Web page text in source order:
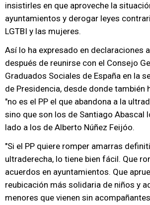
insistirles en que aproveche la
ayuntamientos y derogar leyes
LGTBI y las mujeres.
Así lo ha expresado en declaraciones
después de reunirse con el Consejo
Graduados Sociales de España en la
de Presidencia, desde donde también
"no es el PP el que abandona a la
sino que son los de Santiago Abascal
lado a los de Alberto Núñez Feijóo.
"Si el PP quiere romper amarras
ultraderecha, lo tiene bien fácil. Que
acuerdos en ayuntamientos. Que
reubicación más solidaria de niños y
menores que vienen sin